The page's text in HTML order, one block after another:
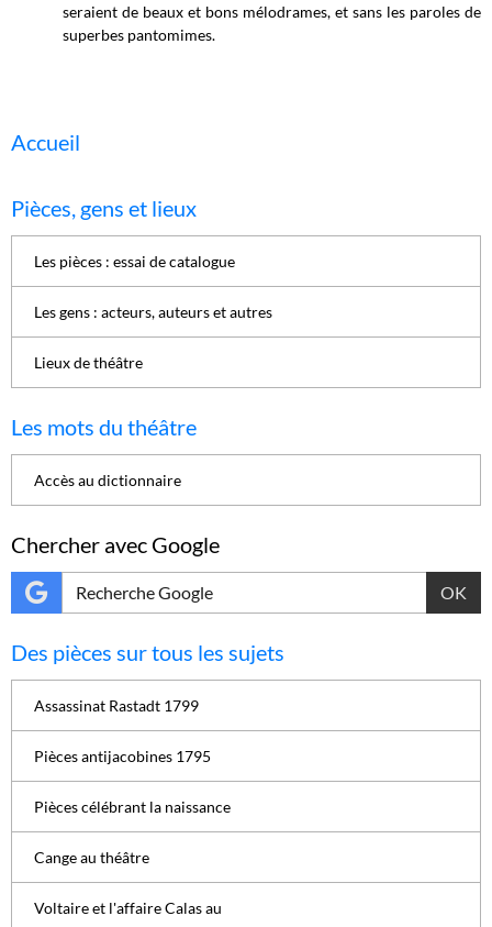
seraient de beaux et bons mélodrames, et sans les paroles de
superbes pantomimes.
Accueil
Pièces, gens et lieux
Les pièces : essai de catalogue
Les gens : acteurs, auteurs et autres
Lieux de théâtre
Les mots du théâtre
Accès au dictionnaire
Chercher avec Google
OK
Des pièces sur tous les sujets
Assassinat Rastadt 1799
Pièces antijacobines 1795
Pièces célébrant la naissance
Cange au théâtre
Voltaire et l'affaire Calas au